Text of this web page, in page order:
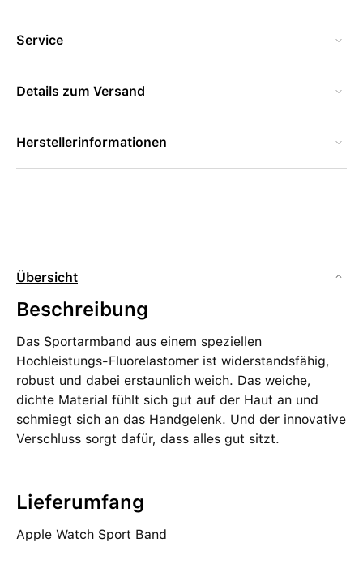
Service
Details zum Versand
Herstellerinformationen
Übersicht
Beschreibung
Das Sportarmband aus einem speziellen
Hochleistungs-Fluorelastomer ist widerstandsfähig,
robust und dabei erstaunlich weich. Das weiche,
dichte Material fühlt sich gut auf der Haut an und
schmiegt sich an das Handgelenk. Und der innovative
Verschluss sorgt dafür, dass alles gut sitzt.
Lieferumfang
Apple Watch Sport Band